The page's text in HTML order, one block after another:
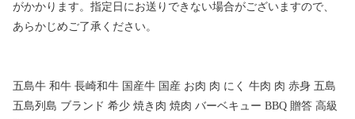
がかかります。指定日にお送りできない場合がございますので、
あらかじめご了承ください。
五島牛 和牛 長崎和牛 国産牛 国産 お肉 肉 にく 牛肉 肉 赤身 五島
五島列島 ブランド 希少 焼き肉 焼肉 バーベキュー BBQ 贈答 高級